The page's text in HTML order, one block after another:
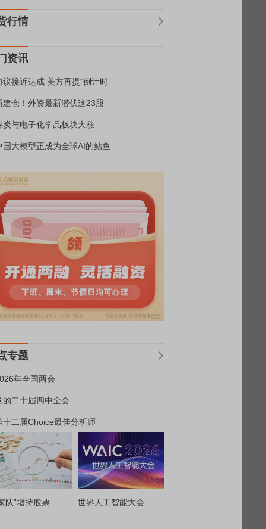
行情
资讯
议接近达成 美方再提“倒计时”
建仓！外资最新潜伏这23股
炭与电子化学品板块大涨
国大模型正成为全球AI的鲇鱼
专题
年全国两会
的二十届四中全会
十二届Choice最佳分析师
队”增持股票 世界人工智能大会